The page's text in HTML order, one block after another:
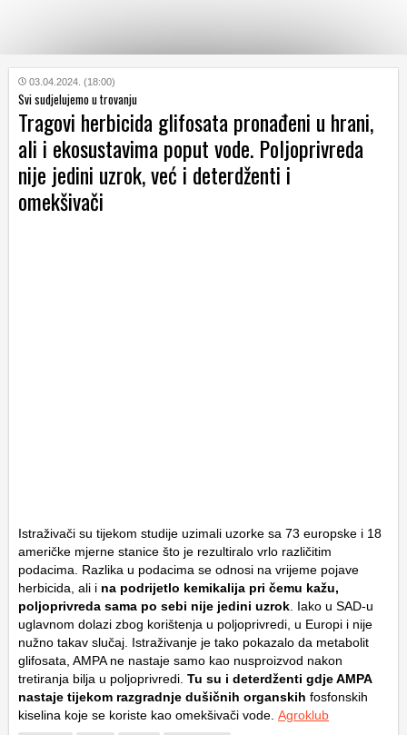
KATEGORIJE
HRVATSKI
WEB
03.04.2024. (18:00)
Svi sudjelujemo u trovanju
Tragovi herbicida glifosata pronađeni u hrani,
ali i ekosustavima poput vode. Poljoprivreda
nije jedini uzrok, već i deterdženti i
omekšivači
Istraživači su tijekom studije uzimali uzorke sa 73 europske i 18
američke mjerne stanice što je rezultiralo vrlo različitim
podacima. Razlika u podacima se odnosi na vrijeme pojave
herbicida, ali i na podrijetlo kemikalija pri čemu kažu,
poljoprivreda sama po sebi nije jedini uzrok . Iako u SAD-u
uglavnom dolazi zbog korištenja u poljoprivredi, u Europi i nije
nužno takav slučaj. Istraživanje je tako pokazalo da metabolit
glifosata, AMPA ne nastaje samo kao nusproizvod nakon
tretiranja bilja u poljoprivredi. Tu su i deterdženti gdje AMPA
nastaje tijekom razgradnje dušičnih organskih fosfonskih
kiselina koje se koriste kao omekšivači vode. Agroklub